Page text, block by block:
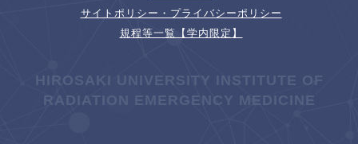
サイトポリシー・プライバシーポリシー
規程等一覧【学内限定】
HIROSAKI UNIVERSITY INSTITUTE OF
RADIATION EMERGENCY MEDICINE